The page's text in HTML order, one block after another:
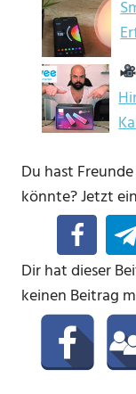
Du hast
könnte? Jetzt
Dir hat dieser
keinen Beitrag